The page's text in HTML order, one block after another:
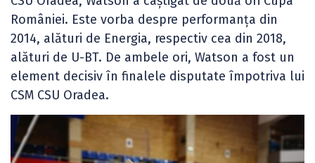
României. Este vorba despre performanța din
2014, alături de Energia, respectiv cea din 2018,
alături de U-BT. De ambele ori, Watson a fost un
element decisiv în finalele disputate împotriva lui
CSM CSU Oradea.